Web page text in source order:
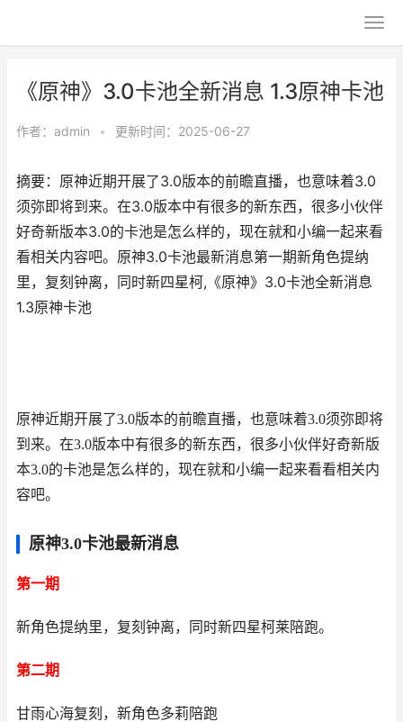
《原神》3.0卡池全新消息 1.3原神卡池
作者： admin • 更新时间：2025-06-27
摘要：原神近期开展了3.0版本的前瞻直播，也意味着3.0
须弥即将到来。在3.0版本中有很多的新东西，很多小伙伴
好奇新版本3.0的卡池是怎么样的，现在就和小编一起来看
看相关内容吧。原神3.0卡池最新消息第一期新角色提纳
里，复刻钟离，同时新四星柯,《原神》3.0卡池全新消息
1.3原神卡池
原神近期开展了3.0版本的前瞻直播，也意味着3.0须弥即将
到来。在3.0版本中有很多的新东西，很多小伙伴好奇新版
本3.0的卡池是怎么样的，现在就和小编一起来看看相关内
容吧。
原神3.0卡池最新消息
第一期
新角色提纳里，复刻钟离，同时新四星柯莱陪跑。
第二期
甘雨心海复刻，新角色多莉陪跑